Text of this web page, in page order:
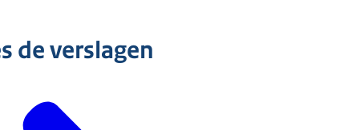
de verslagen